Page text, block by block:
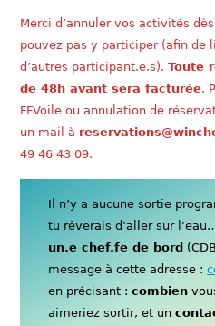
Merci d’annuler vos activités
pouvez pas y participer (afin de
d’autres participant.e.s).Toute
de 48h avant sera facturée.
FFVoile ou annulation de
un mail à
49 46 43 09.
Il n’y a aucune sortie
tu rêverais d’aller sur
un.e chef.fe de bord
message à cette adresse :
en précisant :combien
aimeriez sortir, et un